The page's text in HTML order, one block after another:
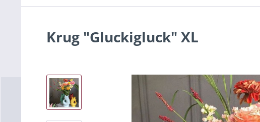
Krug "Gluckigluck" XL